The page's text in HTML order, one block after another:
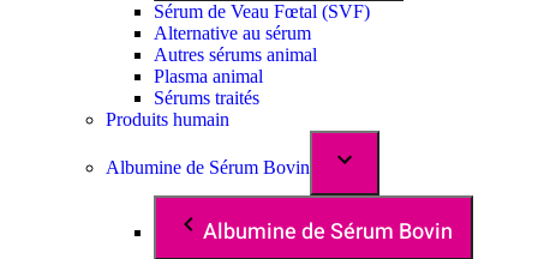
Sérum de Veau Fœtal (SVF)
Alternative au sérum
Autres sérums animal
Plasma animal
Sérums traités
Produits humain
Albumine de Sérum Bovin
Albumine de Sérum Bovin